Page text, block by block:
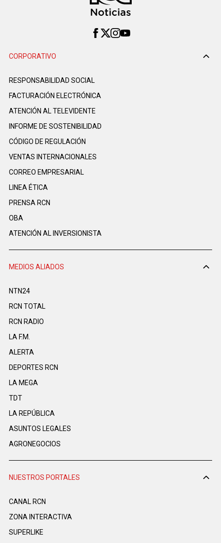
CORPORATIVO
RESPONSABILIDAD SOCIAL
FACTURACIÓN ELECTRÓNICA
ATENCIÓN AL TELEVIDENTE
INFORME DE SOSTENIBILIDAD
CÓDIGO DE REGULACIÓN
VENTAS INTERNACIONALES
CORREO EMPRESARIAL
LINEA ÉTICA
PRENSA RCN
OBA
ATENCIÓN AL INVERSIONISTA
MEDIOS ALIADOS
NTN24
RCN TOTAL
RCN RADIO
LA F.M.
ALERTA
DEPORTES RCN
LA MEGA
TDT
LA REPÚBLICA
ASUNTOS LEGALES
AGRONEGOCIOS
NUESTROS PORTALES
CANAL RCN
ZONA INTERACTIVA
SUPERLIKE